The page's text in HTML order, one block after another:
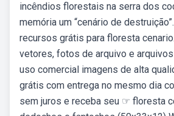
incêndios florestais na serra dos
memória um “cenário de
recursos grátis para floresta
vetores, fotos de arquivo e
uso comercial imagens de alta
grátis com entrega no mesmo dia
sem juros e receba seu ☞ floresta